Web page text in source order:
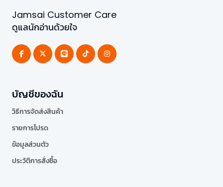
Jamsai Customer Care
ดูแลนักอ่านด้วยใจ
บัญชีของฉัน
วิธีการจัดส่งสินค้า
รายการโปรด
ข้อมูลส่วนตัว
ประวัติการสั่งซื้อ